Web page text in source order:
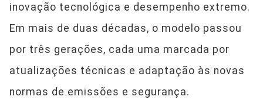
inovação tecnológica e desempenho extremo.
Em mais de duas décadas, o modelo passou
por três gerações, cada uma marcada por
atualizações técnicas e adaptação às novas
normas de emissões e segurança.